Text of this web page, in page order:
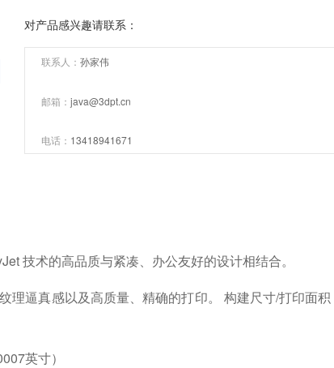
对产品感兴趣请联系：
联系人： 孙家伟
邮箱： java@3dpt.cn
电话： 13418941671
技术的高品质与紧凑、办公友好的设计相结合。
理逼真感以及高质量、精确的打印。 构建尺寸/打印面
英寸）